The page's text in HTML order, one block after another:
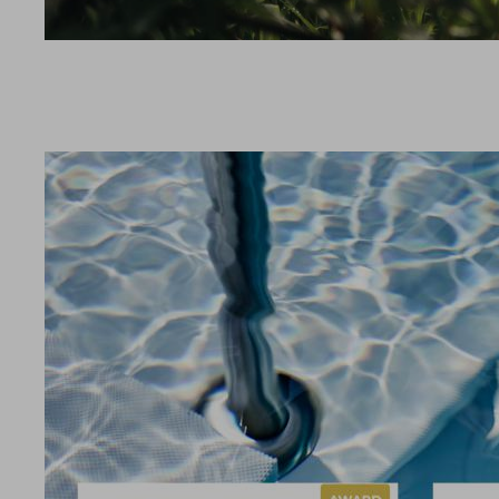
UMGEBUNG
GUTSCHEINE & SHOP
BEWERTUNGEN PROSPEKTE